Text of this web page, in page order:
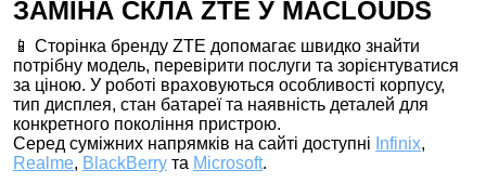
ЗАМІНА СКЛА ZTE У MACLOUDS
📱 Сторінка бренду ZTE допомагає швидко знайти
потрібну модель, перевірити послуги та зорієнтуватися
за ціною. У роботі враховуються особливості корпусу,
тип дисплея, стан батареї та наявність деталей для
конкретного покоління пристрою.
Серед суміжних напрямків на сайті доступні Infinix,
Realme, BlackBerry та Microsoft.